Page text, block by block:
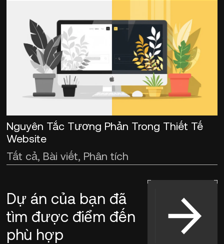
Nguyên Tắc Tương Phản Trong Thiết Tế
Website
Tất cả, Bài viết, Phân tích
Dự án của bạn đã
tìm được điểm đến
phù hợp